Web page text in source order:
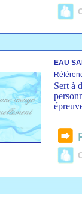
EAU
Sert à